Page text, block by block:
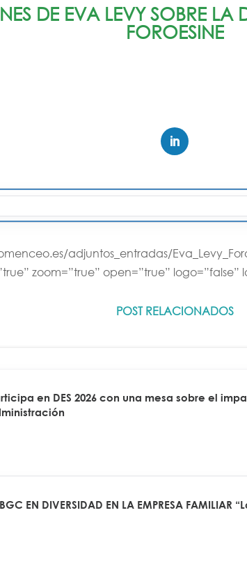
DE EVA LEVY SOBRE LA
FOROESINE
adjuntos_entradas/
zoom=”true” open=”true”
POST RELACIONADOS
en DES 2026 con una mesa sobre el
EN DIVERSIDAD EN LA EMPRESA